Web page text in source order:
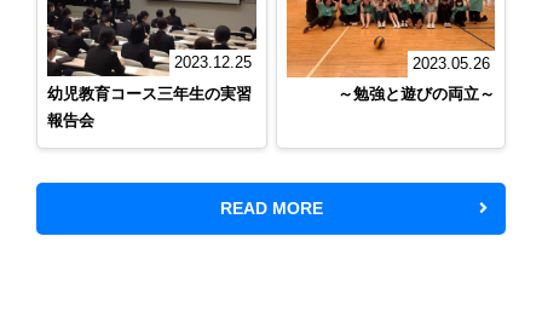
2023.12.25
幼児教育コース三年生の実習
報告会
2023.05.26
～勉強と遊びの両立～
READ MORE